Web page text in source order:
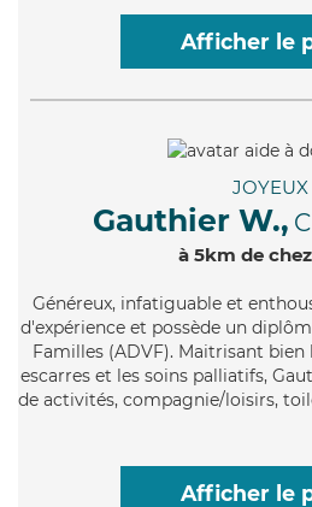
Afficher le
JOYEUX
Gauthier W.,
à 5km de
Généreux, infatiguable et
d'expérience et possède un
Familles (ADVF). Maitrisant bien
escarres et les soins palliatifs,
de activités, compagnie/loisirs,
Afficher le